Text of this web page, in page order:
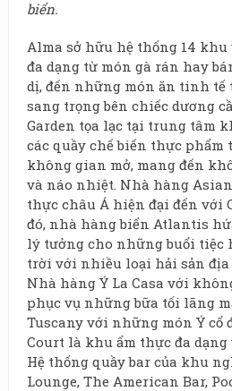
biển.
Alma sở hữu hệ thống 14
đa dạng từ món gà rán hay
dị, đến những món ăn tinh
sang trọng bên chiếc dương
Garden tọa lạc tại trung tâm
các quầy chế biến thực
không gian mở, mang đến
và náo nhiệt. Nhà hàng
thực châu Á hiện đại đến với
đó, nhà hàng biển Atlantis
lý tưởng cho những buổi tiệc
trời với nhiều loại hải sản địa
Nhà hàng Ý La Casa với
phục vụ những bữa tối lãng
Tuscany với những món Ý cổ
Court là khu ẩm thực đa
Hệ thống quầy bar của khu
Lounge, The American Bar,